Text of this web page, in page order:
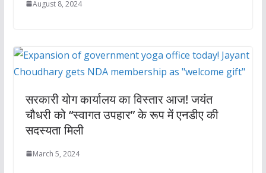
August 8, 2024
सरकारी योग कार्यालय का विस्तार आज! जयंत
चौधरी को “स्वागत उपहार” के रूप में एनडीए की
सदस्यता मिली
March 5, 2024